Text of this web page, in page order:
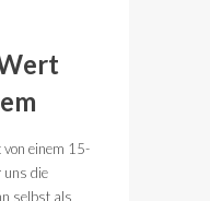
einem 15-
uns die
selbst als